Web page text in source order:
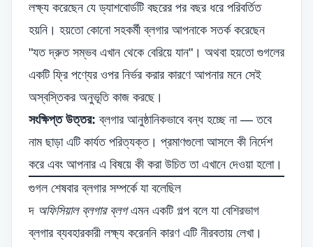
লক্ষ্য করেছেন যে ড্যাশবোর্ডটি বছরের পর বছর ধরে পরিবর্তিত
হয়নি। হয়তো কোনো সহকর্মী ব্লগার আপনাকে সতর্ক করেছেন
"যত দ্রুত সম্ভব এখান থেকে বেরিয়ে যান"। অথবা হয়তো গুগলের
একটি ফ্রি পণ্যের ওপর নির্ভর করার কারণে আপনার মনে সেই
অস্বস্তিকর অনুভূতি কাজ করছে।
সংক্ষিপ্ত উত্তর: ব্লগার আনুষ্ঠানিকভাবে বন্ধ হচ্ছে না — তবে
নাম ছাড়া এটি কার্যত পরিত্যক্ত। প্রমাণগুলো আসলে কী নির্দেশ
করে এবং আপনার এ বিষয়ে কী করা উচিত তা এখানে দেওয়া হলো।
গুগল শেষবার ব্লগার সম্পর্কে যা বলেছিল
দ অফিসিয়াল ব্লগার ব্লগএমন একটি গল্প বলে যা বেশিরভাগ
ব্লগার ব্যবহারকারী লক্ষ্য করেননি কারণ এটি নীরবতায় লেখা।